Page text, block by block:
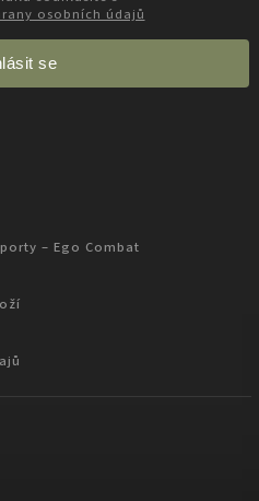
osobních údajů
se
– Ego Combat